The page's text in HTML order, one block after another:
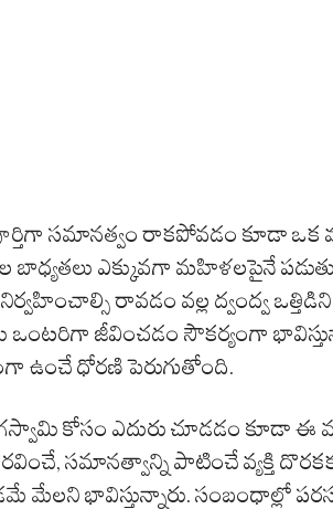
సమానత్వం రాకపోవడం కూడా ఒక
బాధ్యతలు ఎక్కువగా మహిళలపైనే
రావడం వల్ల ద్వంద్వ
ఒంటరిగా జీవించడం సౌకర్యంగా
ఉంచే ధోరణి పెరుగుతోంది.
కోసం ఎదురు చూడడం కూడా ఈ
సమానత్వాన్ని పాటించే వ్యక్తి
మేలని భావిస్తున్నారు. సంబంధాల్లో